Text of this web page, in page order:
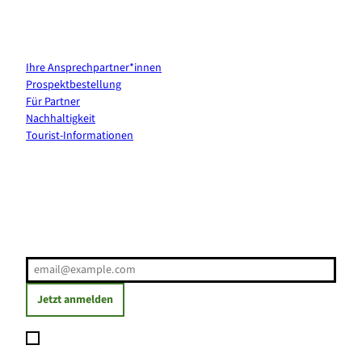
Ihre Ansprechpartner*innen
Prospektbestellung
Für Partner
Nachhaltigkeit
Tourist-Informationen
Jetzt anmelden